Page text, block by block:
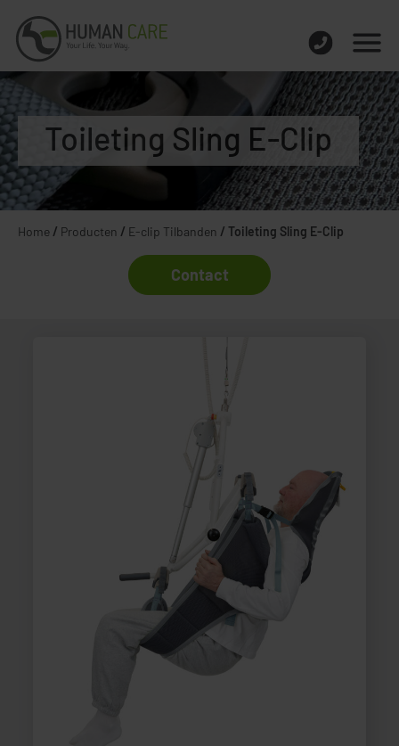
Toileting Sling E-Clip
Home / Producten / E-clip Tilbanden / Toileting Sling E-Clip
Contact